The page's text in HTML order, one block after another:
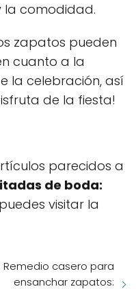
la comodidad.
zapatos pueden
cuanto a la
la celebración, así
de la fiesta!
parecidos a
de boda:
puedes visitar la
Remedio casero para
ensanchar zapatos: